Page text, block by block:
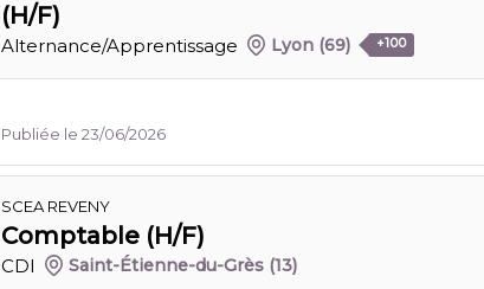
(H/F)
Alternance/Apprentissage Lyon (69) +100
Publiée le 23/06/2026
SCEA REVENY
Comptable (H/F)
CDI Saint-Étienne-du-Grès (13)